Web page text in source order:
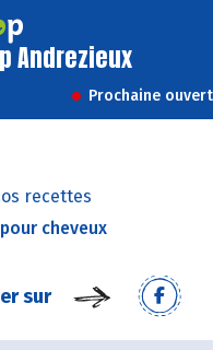
Andrezieux
Prochaine
recettes
cheveux
sur